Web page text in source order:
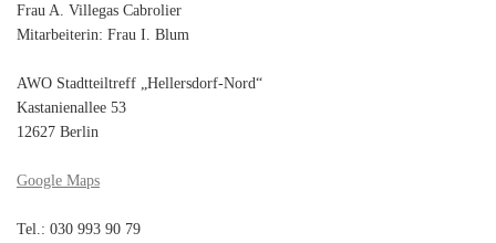
Frau A. Villegas Cabrolier
Mitarbeiterin: Frau I. Blum
AWO Stadtteiltreff „Hellersdorf-Nord“
Kastanienallee 53
12627 Berlin
Google Maps
Tel.: 030 993 90 79